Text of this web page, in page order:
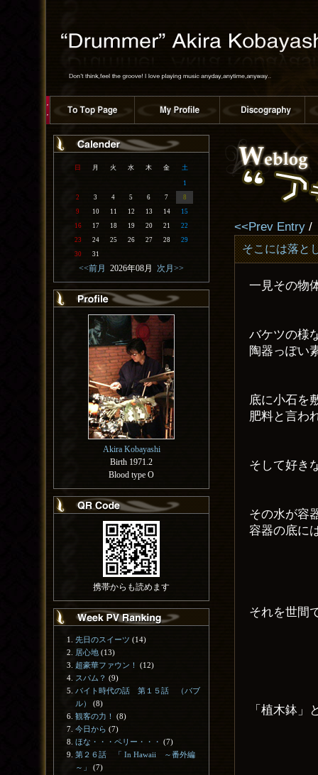
<<Prev Entry
そこには落と
一見その物
バケツの様
陶器っぽい
底に小石を
肥料と言わ
そして好き
その水が容
容器の底に
それを世間
「植木鉢」
日 月 火 水 木 金 土
1
2
3 4 5 6 7
8
9
10 11 12 13 14
15
16
17 18 19 20 21
22
23
24 25 26 27 28
29
30
31
<<前月 2026年08月 次月>>
Akira Kobayashi
Birth 1971.2
Blood type O
携帯からも読めます
先日のスイーツ (14)
居心地 (13)
超豪華ファウン！
(12)
スパム？ (9)
バイト時代の話 第１５話 （バブ
ル）
(8)
観客の力！
(8)
今日から (7)
ほな・・・ペリー・・・ (7)
第２６話 「 In Hawaii ～番外編
～」
(7)